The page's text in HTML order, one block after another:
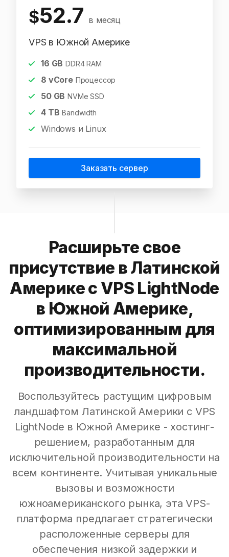
$52.7 в месяц
VPS в Южной Америке
16 GB DDR4 RAM
8 vCore Процессор
50GB NVMe SSD
4TB Bandwidth
Windows и Linux
Заказать сервер
Расширьте свое
присутствие в Латинской
Америке с VPS LightNode
в Южной Америке,
оптимизированным для
максимальной
производительности.
Воспользуйтесь растущим цифровым
ландшафтом Латинской Америки с VPS
LightNode в Южной Америке - хостинг-
решением, разработанным для
исключительной производительности на
всем континенте. Учитывая уникальные
вызовы и возможности
южноамериканского рынка, эта VPS-
платформа предлагает стратегически
расположенные серверы для
обеспечения низкой задержки и